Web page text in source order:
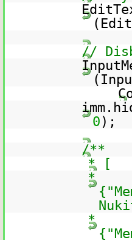
//
0 );
/**
* [
*
*